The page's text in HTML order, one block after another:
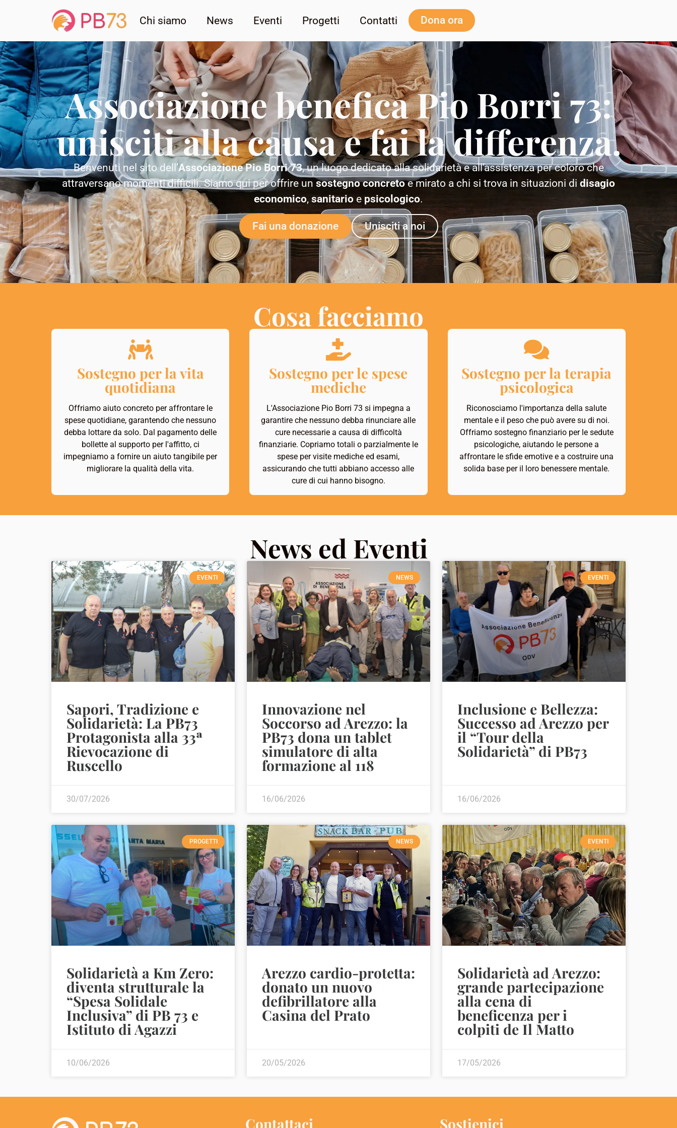
Chi siamo News Eventi Progetti Contatti Dona ora
Associazione benefica Pio Borri 73:
unisciti alla causa e fai la differenza.
Benvenuti nel sito dell’Associazione Pio Borri 73, un luogo dedicato alla solidarietà e all’assistenza per coloro che
attraversano momenti difficili. Siamo qui per offrire un sostegno concretoe mirato a chi si trova in situazioni di disagio
economico, sanitario e psicologico.
Fai una donazione Unisciti a noi
Cosa facciamo
Sostegno per la vita
quotidiana
Offriamo aiuto concreto per affrontare le
spese quotidiane, garantendo che nessuno
debba lottare da solo. Dal pagamento delle
bollette al supporto per l'affitto, ci
impegniamo a fornire un aiuto tangibile per
migliorare la qualità della vita.
Sostegno per le spese
mediche
L'Associazione Pio Borri 73 si impegna a
garantire che nessuno debba rinunciare alle
cure necessarie a causa di difficoltà
finanziarie. Copriamo totali o parzialmente le
spese per visite mediche ed esami,
assicurando che tutti abbiano accesso alle
cure di cui hanno bisogno.
Sostegno per la terapia
psicologica
Riconosciamo l'importanza della salute
mentale e il peso che può avere su di noi.
Offriamo sostegno finanziario per le sedute
psicologiche, aiutando le persone a
affrontare le sfide emotive e a costruire una
solida base per il loro benessere mentale.
News ed Eventi
EVENTI
Sapori, Tradizione e
Solidarietà: La PB73
Protagonista alla 33ª
Rievocazione di
Ruscello
30/07/2026
NEWS
Innovazione nel
Soccorso ad Arezzo: la
PB73 dona un tablet
simulatore di alta
formazione al 118
16/06/2026
EVENTI
Inclusione e Bellezza:
Successo ad Arezzo per
il “Tour della
Solidarietà” di PB73
16/06/2026
PROGETTI
Solidarietà a Km Zero:
diventa strutturale la
“Spesa Solidale
Inclusiva” di PB 73 e
Istituto di Agazzi
10/06/2026
NEWS
Arezzo cardio-protetta:
donato un nuovo
defibrillatore alla
Casina del Prato
20/05/2026
EVENTI
Solidarietà ad Arezzo:
grande partecipazione
alla cena di
beneficenza per i
colpiti de Il Matto
17/05/2026
Contattaci Sostienici